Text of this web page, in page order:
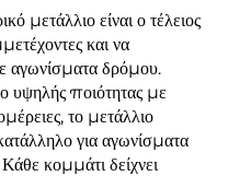
μετάλλιο είναι ο τέλειος
και να
αγωνίσματα δρόμου.
ποιότητας με
το μετάλλιο
για αγωνίσματα
κομμάτι δείχνει